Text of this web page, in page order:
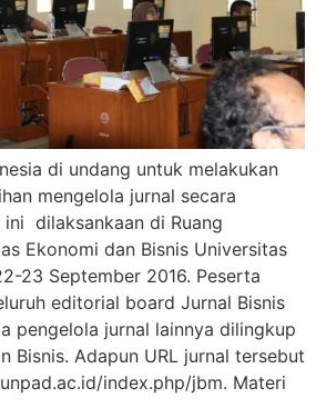
di undang untuk melakukan
mengelola jurnal secara
dilaksankaan di Ruang
Ekonomi dan Bisnis Universitas
23 September 2016. Peserta
editorial board Jurnal Bisnis
pengelola jurnal lainnya dilingkup
Bisnis. Adapun URL jurnal tersebut
index.php/jbm. Materi